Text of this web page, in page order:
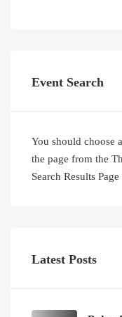
Event Search
You should choose
the page from the
Search Results
Latest Posts